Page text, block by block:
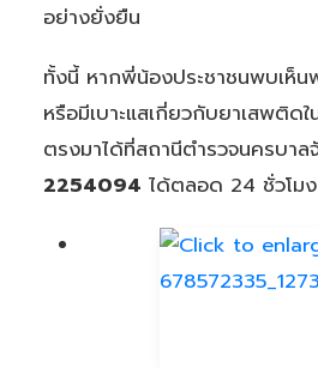
อย่างยั่งยืน
ทั้งนี้ หากพี่น้องประชาชนพบเห็
หรือมีเบาะแสเกี่ยวกับยาเสพติด
ตรงมาได้ที่สถานีตำรวจนครบาล
2254094 ได้ตลอด 24 ชั่วโมง